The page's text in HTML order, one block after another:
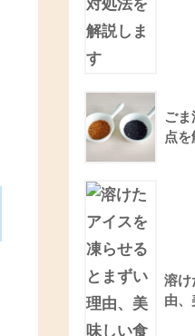
ご
点
溶け
由、